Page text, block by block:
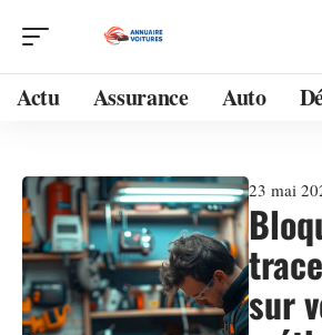
Actu Assurance Auto
23 mai
sur